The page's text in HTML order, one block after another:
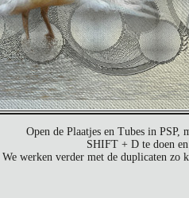
Open de Plaatjes en Tubes in PSP,
SHIFT + D te doen
We werken verder met de duplicaten zo